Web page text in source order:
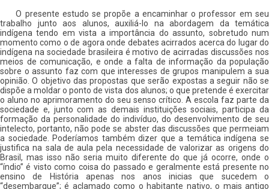
O presente estudo se propõe a encaminhar o professor em seu
trabalho junto aos alunos, auxiliá-lo na abordagem da temática
indígena tendo em vista a importância do assunto, sobretudo num
momento como o de agora onde debates acirrados acerca do lugar do
indígena na sociedade brasileira é motivo de acirradas discussões nos
meios de comunicação, e onde a falta de informação da população
sobre o assunto faz com que interesses de grupos manipulem a sua
opinião. O objetivo das propostas que serão expostas a seguir não se
dispõe a moldar o ponto de vista dos alunos; o que pretende é exercitar
o aluno no aprimoramento do seu senso crítico. A escola faz parte da
sociedade e, junto com as demais instituições sociais, participa da
formação da personalidade do indivíduo, do desenvolvimento de seu
intelecto, portanto, não pode se abster das discussões que permeiam
a sociedade. Poderíamos também dizer que a temática indígena se
justifica na sala de aula pela necessidade de valorizar as origens do
Brasil, mas isso não seria muito diferente do que já ocorre, onde o
“índio” é visto como coisa do passado e geralmente está presente no
ensino de História apenas nos anos inicias que sucedem o
“desembarque”; é aclamado como o habitante nativo, o mais antigo